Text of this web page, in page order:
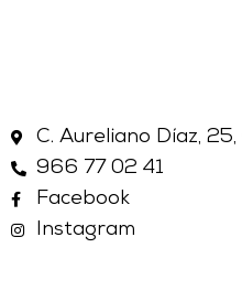
C. Aureliano Díaz,
966 77 02 41
Facebook
Instagram